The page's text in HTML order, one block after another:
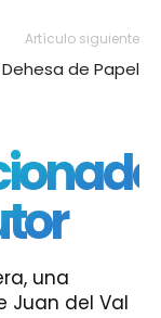
Artículo siguiente
Dehesa de Papel
una
Juan del Val